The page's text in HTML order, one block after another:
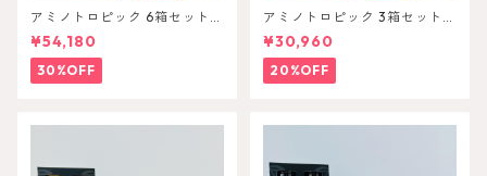
アミノトロピック 6箱セット A
minoTropic
¥54,180
30%OFF
アミノトロピック 3箱セット A
minoTropic
¥30,960
20%OFF